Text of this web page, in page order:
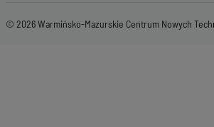
© 2026 Warmińsko-Mazurskie Centrum Nowych